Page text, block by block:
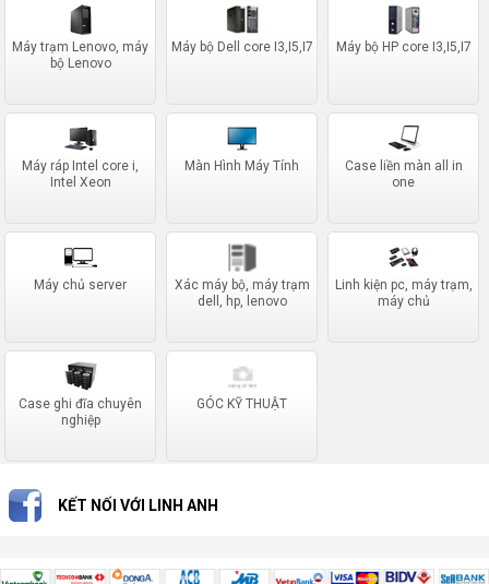
Máy trạm Lenovo, máy
bộ Lenovo
Máy bộ Dell core I3,I5,I7 Máy bộ HP core I3,I5,I7
Máy ráp Intel core i,
Intel Xeon
Màn Hình Máy Tính
Case liền màn all in
one
Máy chủ server
Xác máy bộ, máy trạm
dell, hp, lenovo
Linh kiện pc, máy trạm,
máy chủ
Case ghi đĩa chuyên
nghiệp
GÓC KỸ THUẬT
KẾT NỐI VỚI LINH ANH